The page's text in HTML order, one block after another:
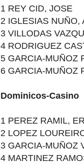
1 REY CID, JOSE
2 IGLESIAS NUÑO,
3 VILLODAS
4 RODRIGUEZ
5 GARCIA-MUÑOZ
6 GARCIA-MUÑOZ
Dominicos-Casino
1 PEREZ RAMIL,
2 LOPEZ
3 GARCIA-MUÑOZ
4 MARTINEZ